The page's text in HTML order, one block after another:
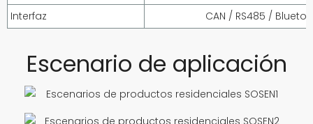
Interfaz
CAN / RS485 /
Escenario de aplicación